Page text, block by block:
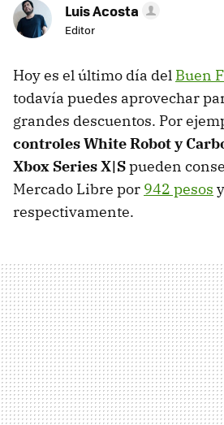
Luis Acosta
Editor
Hoy es el último día del Buen
todavía puedes aprovechar
grandes descuentos. Por
controles White Robot y
Xbox Series X|Spueden
Mercado Libre por 942 pesos y
respectivamente.